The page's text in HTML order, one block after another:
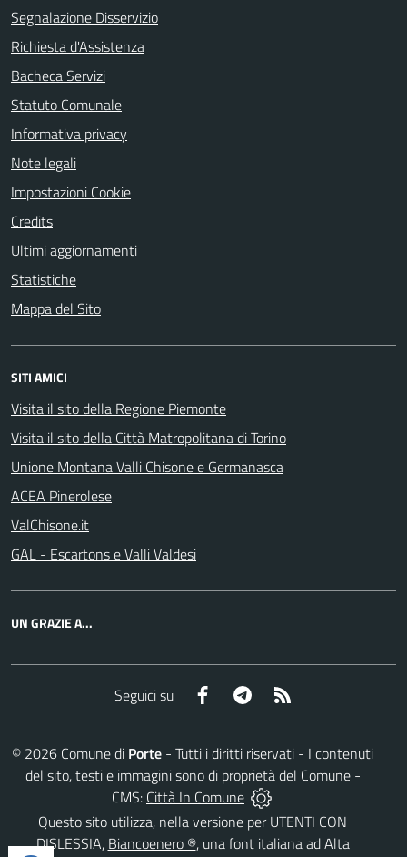
Segnalazione Disservizio
Richiesta d'Assistenza
Bacheca Servizi
Statuto Comunale
Informativa privacy
Note legali
Impostazioni Cookie
Credits
Ultimi aggiornamenti
Statistiche
Mappa del Sito
SITI AMICI
Visita il sito della Regione Piemonte
Visita il sito della Città Matropolitana di Torino
Unione Montana Valli Chisone e Germanasca
ACEA Pinerolese
ValChisone.it
GAL - Escartons e Valli Valdesi
UN GRAZIE A...
Seguici su Facebook Telegram
© 2026 Comune di Porte - Tutti i diritti riservati - I contenuti
del sito, testi e immagini sono di proprietà del Comune -
CMS: Città In Comune
Questo sito utilizza, nella versione per UTENTI CON
DISLESSIA, Biancoenero ®, una font italiana ad Alta